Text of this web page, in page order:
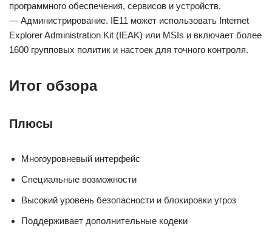
программного обеспечения, сервисов и устройств.
— Администрирование. IE11 может использовать Internet
Explorer Administration Kit (IEAK) или MSIs и включает более
1600 групповых политик и настоек для точного контроля.
Итог обзора
Плюсы
Многоуровневый интерфейс
Специальные возможности
Высокий уровень безопасности и блокировки угроз
Поддерживает дополнительные кодеки